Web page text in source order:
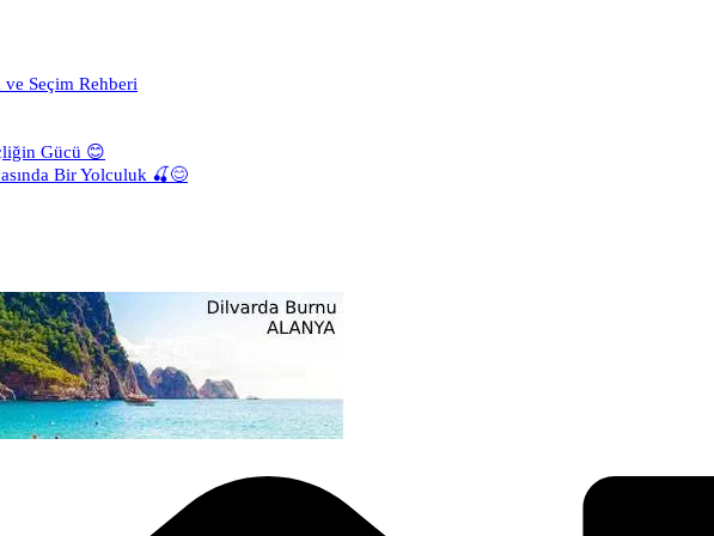
Seçim Rehberi
Gücü 😊
Bir Yolculuk 🍒😊